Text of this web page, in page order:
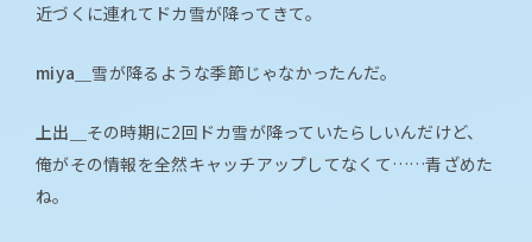
近づくに連れてドカ雪が降ってきて。
miya＿ 雪が降るような季節じゃなかったんだ。
上出＿ その時期に2回ドカ雪が降っていたらしいんだけど、
俺がその情報を全然キャッチアップしてなくて……青ざめた
ね。